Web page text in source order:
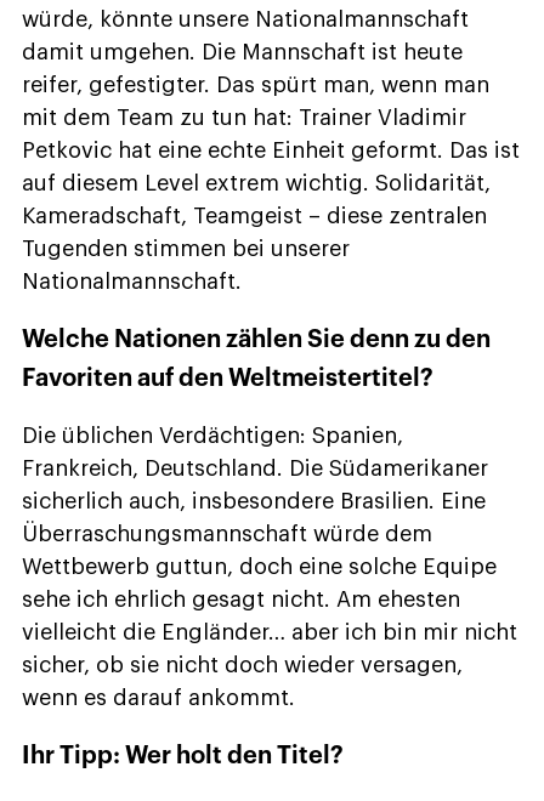
würde, könnte unsere Nationalmannschaft
damit umgehen. Die Mannschaft ist heute
reifer, gefestigter. Das spürt man, wenn man
mit dem Team zu tun hat: Trainer Vladimir
Petkovic hat eine echte Einheit geformt. Das ist
auf diesem Level extrem wichtig. Solidarität,
Kameradschaft, Teamgeist – diese zentralen
Tugenden stimmen bei unserer
Nationalmannschaft.
Welche Nationen zählen Sie denn zu den
Favoriten auf den Weltmeistertitel?
Die üblichen Verdächtigen: Spanien,
Frankreich, Deutschland. Die Südamerikaner
sicherlich auch, insbesondere Brasilien. Eine
Überraschungsmannschaft würde dem
Wettbewerb guttun, doch eine solche Equipe
sehe ich ehrlich gesagt nicht. Am ehesten
vielleicht die Engländer… aber ich bin mir nicht
sicher, ob sie nicht doch wieder versagen,
wenn es darauf ankommt.
Ihr Tipp: Wer holt den Titel?